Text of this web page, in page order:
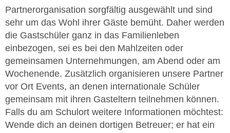
Partnerorganisation sorgfältig ausgewählt und sind
sehr um das Wohl ihrer Gäste bemüht. Daher werden
die Gastschüler ganz in das Familienleben
einbezogen, sei es bei den Mahlzeiten oder
gemeinsamen Unternehmungen, am Abend oder am
Wochenende. Zusätzlich organisieren unsere Partner
vor Ort Events, an denen internationale Schüler
gemeinsam mit ihren Gasteltern teilnehmen können.
Falls du am Schulort weitere Informationen möchtest:
Wende dich an deinen dortigen Betreuer; er hat ein